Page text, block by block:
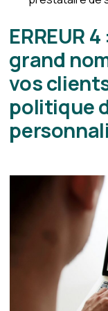
ERREUR
grand
vos
politique